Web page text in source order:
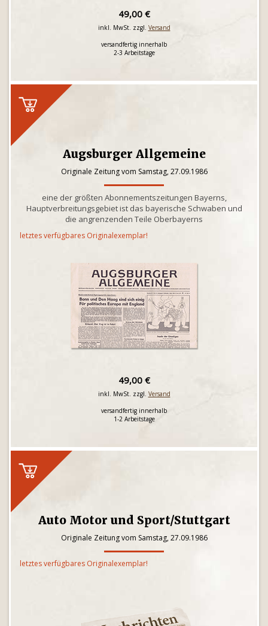
49,00 €
inkl. MwSt. zzgl. Versand
versandfertig innerhalb
2-3 Arbeitstage
Augsburger Allgemeine
Originale Zeitung vom Samstag, 27.09.1986
eine der größten Abonnementszeitungen Bayerns,
Hauptverbreitungsgebiet ist das bayerische Schwaben und
die angrenzenden Teile Oberbayerns
letztes verfügbares Originalexemplar!
49,00 €
inkl. MwSt. zzgl. Versand
versandfertig innerhalb
1-2 Arbeitstage
Auto Motor und Sport/Stuttgart
Originale Zeitung vom Samstag, 27.09.1986
letztes verfügbares Originalexemplar!